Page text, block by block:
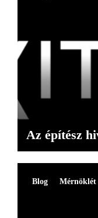
Az építész
Blog Mérnöklét